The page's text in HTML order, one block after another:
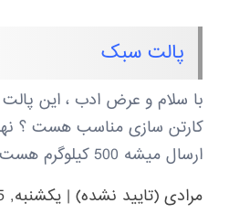
پالت سبک
با سلام و عرض ادب ، این
کارتن سازی مناسب هست ؟
ارسال میشه 500 کیلوگرم هست.
مرادی (تایید نشده)| يكشنبه, 1403/9/25 - 15:32